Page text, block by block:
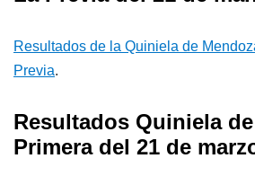
Resultados de la Quiniela de
Previa.
Resultados Quiniela
Primera del 21 de